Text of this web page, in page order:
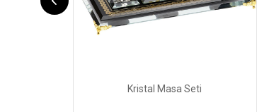
Kristal Masa Seti